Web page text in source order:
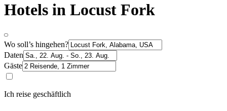
Hotels in Locust Fork
Wo soll’s hingehen?
Daten
Gäste
Ich reise geschäftlich